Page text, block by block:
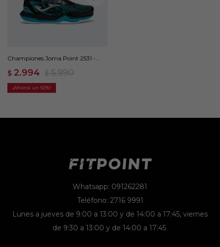
Championes Joma Point 2531 -
$ 2.994 $ 5.990
50
Whatsapp: 091262281
Teléfono: 2716 9991
Lunes a jueves de 9:00 a 13:00 y de 14:00 a 17:45, viernes
de 9:30 a 13:00 y de 14:00 a 17:45.